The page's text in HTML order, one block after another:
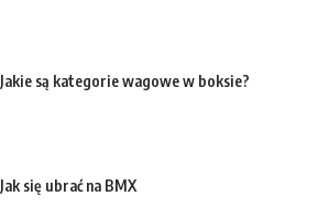
Jakie są kategorie wagowe w boksie?
Jak się ubrać na BMX